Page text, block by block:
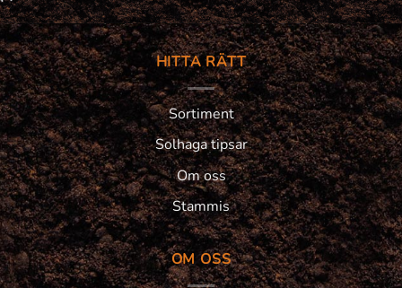
HITTA RÄTT
Sortiment
Solhaga tipsar
Om oss
Stammis
OM OSS